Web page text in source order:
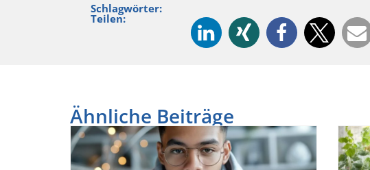
Schlagwörter:
Teilen:
Ähnliche Beiträge